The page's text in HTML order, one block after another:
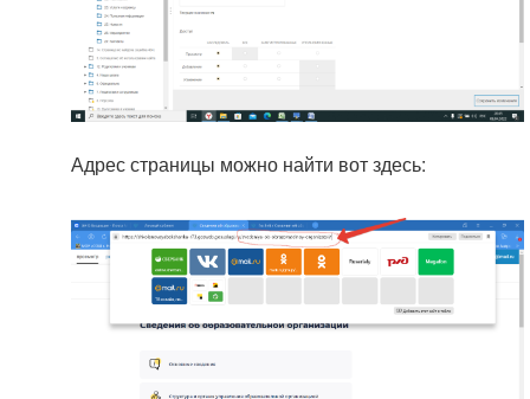
Адрес страницы можно найти вот здесь: